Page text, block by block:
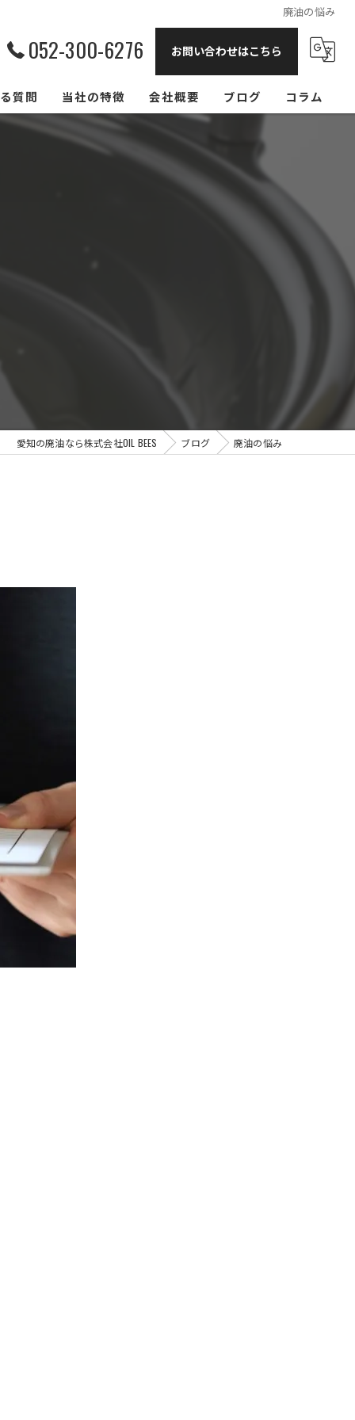
廃油の悩み
052-300-6276 お問い合わせはこちら
質問 当社の特徴
飲食店
会社概要 ブログ コラム
愛知の廃油なら株式会社OIL BEES ブログ 廃油の悩み